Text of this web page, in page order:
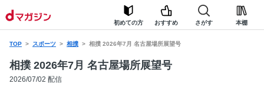
初めての方 おすすめ さがす 本棚
TOP スポーツ 相撲 相撲 2026年7月 名古屋場所展望号
相撲 2026年7月 名古屋場所展望号
2026/07/02 配信